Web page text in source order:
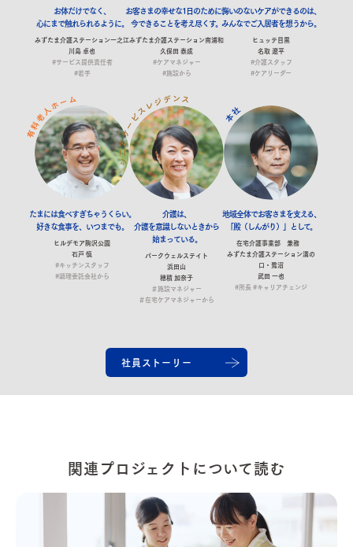
お体だけでなく、
心にまで触れられるように。
みずたま介護ステーション一之江
川島 卓也
#サービス提供責任者
#若手
お客さまの幸せな1日のために、
今できることを考え尽くす。
みずたま介護ステーション南浦和
久保田 泰成
#ケアマネジャー
#施設から
悔いのないケアができるのは、
みんなでご入居者を想うから。
ヒュッテ目黒
名取 遼平
#介護スタッフ
#ケアリーダー
有
料
老
人ホー ム
たまには食べすぎちゃうくらい。
好きな食事を、いつまでも。
ヒルデモア駒沢公園
石戸 慎
#キッチンスタッフ
#調理委託会社から
シ
二
ア
サ
ー
ビ
スレジ デ ン ス
介護は、
介護を意識しないときから
始まっている。
パークウェルステイト
浜田山
穂積 加奈子
＃施設マネジャー
＃在宅ケアマネジャーから
本社
地域全体でお客さまを支える、
「殿（しんがり）」として。
在宅介護事業部 兼務
みずたま介護ステーション溝の
口・鷺沼
武田 一也
#所長#キャリアチェンジ
社員ストーリー
関連プロジェクトについて読む